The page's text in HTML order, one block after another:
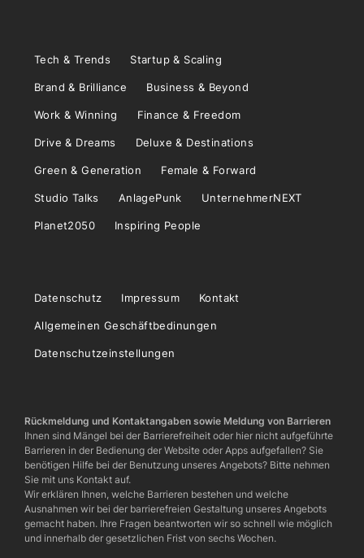
Tech & Trends Startup & Scaling
Brand & Brilliance Business & Beyond
Work & Winning Finance & Freedom
Drive & Dreams Deluxe & Destinations
Green & Generation Female & Forward
Studio Talks AnlagePunk UnternehmerNEXT
Planet2050 Inspiring People
Datenschutz Impressum Kontakt
Allgemeinen Geschäftbedinungen
Datenschutzeinstellungen
Rückmeldung und Kontaktangaben sowie Meldung von Barrieren
Ihnen sind Mängel bei der Barrierefreiheit oder hier nicht aufgeführte
Barrieren in der Bedienung der Website oder Apps aufgefallen? Sie
benötigen Hilfe bei der Benutzung unseres Angebots? Bitte nehmen
Sie mit uns Kontakt auf.
Wir erklären Ihnen, welche Barrieren bestehen und welche
Ausnahmen wir bei der barrierefreien Gestaltung unseres Angebots
gemacht haben. Ihre Fragen beantworten wir so schnell wie möglich
und innerhalb der gesetzlichen Frist von sechs Wochen.